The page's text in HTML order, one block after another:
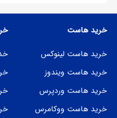
خرید هاست
خرید هاست لینوکس
خرید هاست ویندوز
خرید هاست وردپرس
خرید هاست ووکامرس